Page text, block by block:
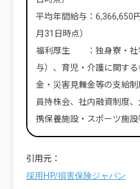
平均年間給与：6,366,650
月31日時点）
福利厚生 ：独身寮・社
与）、育児・介護に関す
金・災害見舞金等の支給
員持株会、社内融資制度
携保養施設・スポーツ施設
引用元：
採用HP/損害保険ジャパン